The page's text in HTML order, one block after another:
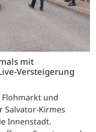
mit
Versteigerung
Flohmarkt und
Salvator-Kirmes
Innenstadt.